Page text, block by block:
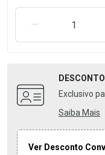
REMOVER UMA
DESCONTO
Exclusivo
Saiba Mais
Ver Desconto